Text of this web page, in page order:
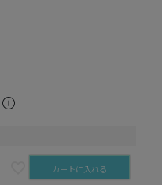
カートに入れる